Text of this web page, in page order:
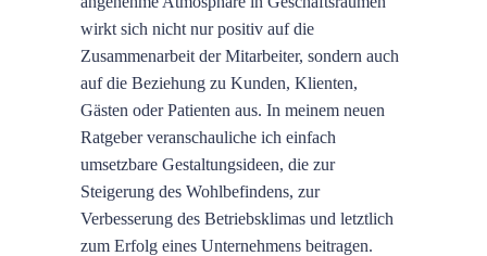
wirkt sich nicht nur positiv auf die
Zusammenarbeit der Mitarbeiter, sondern auch
auf die Beziehung zu Kunden, Klienten,
Gästen oder Patienten aus. In meinem neuen
Ratgeber veranschauliche ich einfach
umsetzbare Gestaltungsideen, die zur
Steigerung des Wohlbefindens, zur
Verbesserung des Betriebsklimas und letztlich
zum Erfolg eines Unternehmens beitragen.